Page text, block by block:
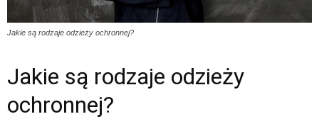
Jakie są rodzaje odzieży ochronnej?
Jakie są rodzaje odzieży
ochronnej?